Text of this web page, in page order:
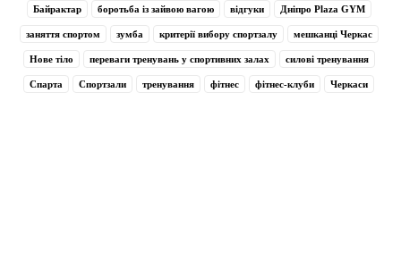
Байрактар боротьба із зайвою вагою відгуки Дніпро Plaza GYM
заняття спортом зумба критерії вибору спортзалу мешканці Черкас
Нове тіло переваги тренувань у спортивних залах силові тренування
Спарта Спортзали тренування фітнес фітнес-клуби Черкаси